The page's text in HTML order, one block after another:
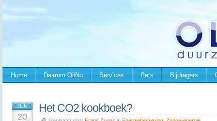
Home Daarom OliNo Services Pers Bijdragers
JUN
20
Het CO2 kookboek?